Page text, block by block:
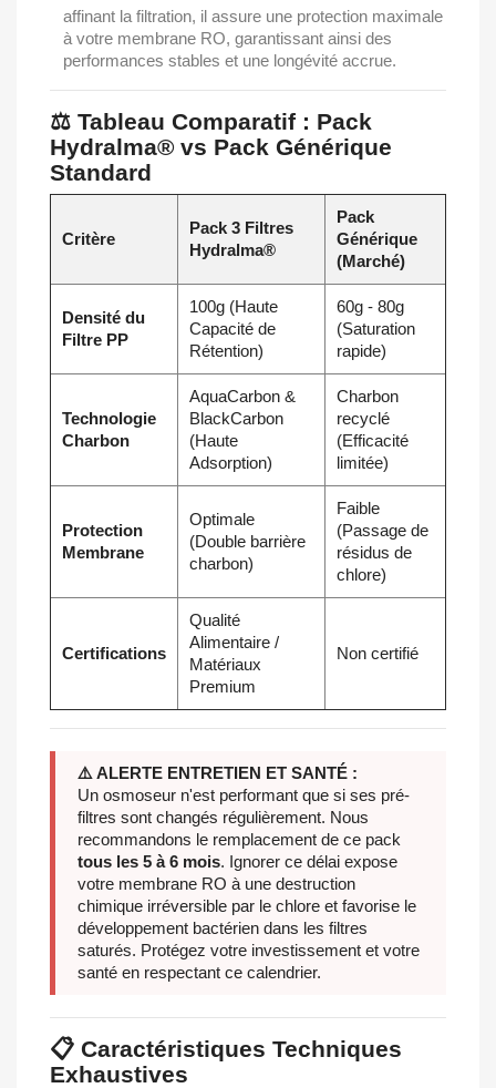
affinant la filtration, il assure une protection maximale
à votre membrane RO, garantissant ainsi des
performances stables et une longévité accrue.
⚖️ Tableau Comparatif : Pack
Hydralma® vs Pack Générique
Standard
Critère
Pack 3 Filtres
Hydralma®
Pack
Générique
(Marché)
Densité du
Filtre PP
100g (Haute
Capacité de
Rétention)
60g - 80g
(Saturation
rapide)
Technologie
Charbon
AquaCarbon &
BlackCarbon
(Haute
Adsorption)
Charbon
recyclé
(Efficacité
limitée)
Protection
Membrane
Optimale
(Double barrière
charbon)
Faible
(Passage de
résidus de
chlore)
Certifications
Qualité
Alimentaire /
Matériaux
Premium
Non certifié
⚠️ ALERTE ENTRETIEN ET SANTÉ :
Un osmoseur n'est performant que si ses pré-
filtres sont changés régulièrement. Nous
recommandons le remplacement de ce pack
tous les 5 à 6 mois. Ignorer ce délai expose
votre membrane RO à une destruction
chimique irréversible par le chlore et favorise le
développement bactérien dans les filtres
saturés. Protégez votre investissement et votre
santé en respectant ce calendrier.
📋 Caractéristiques Techniques
Exhaustives